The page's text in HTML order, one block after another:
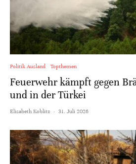
Politik Ausland Topthemen
Feuerwehr kämpft gegen
und in der Türkei
Elisabeth Koblitz · 31. Juli 2026